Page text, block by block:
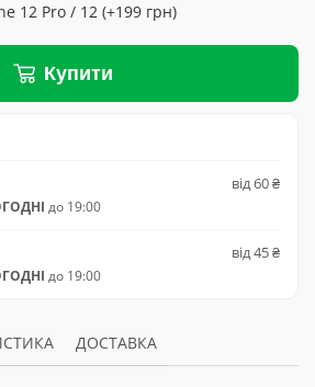
12 Pro / 12 (+199 грн)
Купити
до 19:00
від 60 ₴
до 19:00
від 45 ₴
ДОСТАВКА